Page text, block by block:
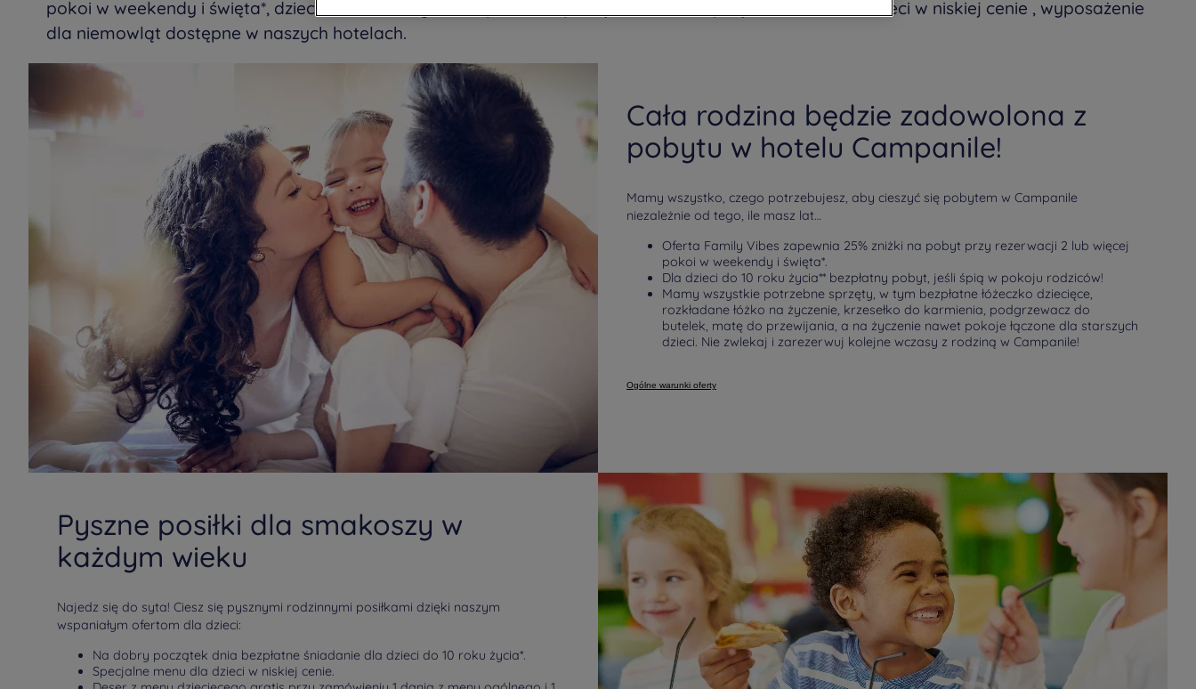
pokoi w weekendy i święta*, dzieci do 10 roku życia bezpłatnie w pokoju rodziców, specjalne menu dla dzieci w niskiej cenie , wyposażenie
dla niemowląt dostępne w naszych hotelach.
Cała rodzina będzie zadowolona z
pobytu w hotelu Campanile!
Mamy wszystko, czego potrzebujesz, aby cieszyć się pobytem w Campanile
niezależnie od tego, ile masz lat…
Oferta Family Vibes zapewnia 25% zniżki na pobyt przy rezerwacji 2 lub więcej
pokoi w weekendy i święta*.
Dla dzieci do 10 roku życia** bezpłatny pobyt, jeśli śpią w pokoju rodziców!
Mamy wszystkie potrzebne sprzęty, w tym bezpłatne łóżeczko dziecięce,
rozkładane łóżko na życzenie, krzesełko do karmienia, podgrzewacz do
butelek, matę do przewijania, a na życzenie nawet pokoje łączone dla starszych
dzieci. Nie zwlekaj i zarezerwuj kolejne wczasy z rodziną w Campanile!
Ogólne warunki oferty
Pyszne posiłki dla smakoszy w
każdym wieku
Najedz się do syta! Ciesz się pysznymi rodzinnymi posiłkami dzięki naszym
wspaniałym ofertom dla dzieci:
Na dobry początek dnia bezpłatne śniadanie dla dzieci do 10 roku życia*.
Specjalne menu dla dzieci w niskiej cenie.